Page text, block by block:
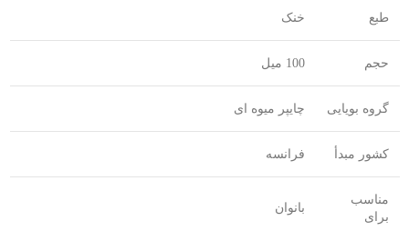
طبع خنک
حجم 100 میل
گروه بویایی چایپر میوه ای
کشور مبدأ فرانسه
مناسب
برای
بانوان